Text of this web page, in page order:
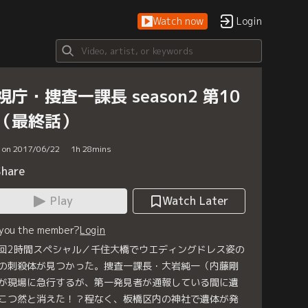
Watch now Login
庁・捜査一課長 season2 第10
最終話）
2017/06/22 1h 28mins
Play
Watch Later
the member?Login
2時間スペシャル／千住大橋でウエディングドレス姿の
刺殺体が見つかった。捜査一課長・大岩純一（内藤剛
現場に急行するが、第一発見者が通報している間に遺
つ然と消えた！？程なく、板橋区内の神社で遺体が発